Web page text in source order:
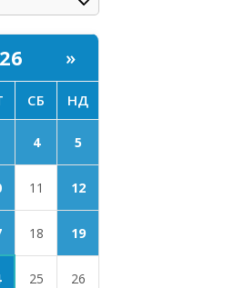
»
СБ НД
4 5
11 12
18 19
25 26